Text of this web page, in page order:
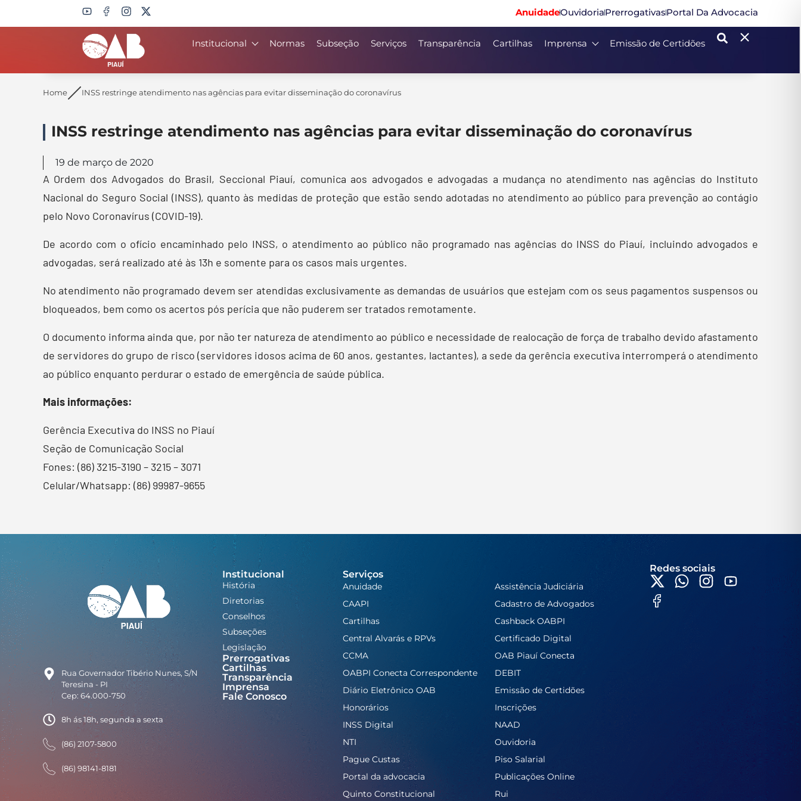
AnuidadeOuvidoriaPrerrogativasPortal Da Advocacia
Institucional Normas Subseção Serviços Transparência Cartilhas Imprensa Emissão de Certidões
Search
Home INSS restringe atendimento nas agências para evitar disseminação do coronavírus
INSS restringe atendimento nas agências para evitar disseminação do coronavírus
19 de março de 2020
A Ordem dos Advogados do Brasil, Seccional Piauí, comunica aos advogados e advogadas a mudança no atendimento nas agências do Instituto
Nacional do Seguro Social (INSS), quanto às medidas de proteção que estão sendo adotadas no atendimento ao público para prevenção ao contágio
pelo Novo Coronavírus (COVID-19).
De acordo com o ofício encaminhado pelo INSS, o atendimento ao público não programado nas agências do INSS do Piauí, incluindo advogados e
advogadas, será realizado até às 13h e somente para os casos mais urgentes.
No atendimento não programado devem ser atendidas exclusivamente as demandas de usuários que estejam com os seus pagamentos suspensos ou
bloqueados, bem como os acertos pós perícia que não puderem ser tratados remotamente.
O documento informa ainda que, por não ter natureza de atendimento ao público e necessidade de realocação de força de trabalho devido afastamento
de servidores do grupo de risco (servidores idosos acima de 60 anos, gestantes, lactantes), a sede da gerência executiva interromperá o atendimento
ao público enquanto perdurar o estado de emergência de saúde pública.
Mais informações:
Gerência Executiva do INSS no Piauí
Seção de Comunicação Social
Fones: (86) 3215-3190 – 3215 – 3071
Celular/Whatsapp: (86) 99987-9655
Rua Governador Tibério Nunes, S/N
Teresina - PI
Cep: 64.000-750
8h ás 18h, segunda a sexta
(86) 2107-5800
(86) 98141-8181
Institucional
História
Diretorias
Conselhos
Subseções
Legislação
Prerrogativas
Cartilhas
Transparência
Imprensa
Fale Conosco
Serviços
Anuidade
Assistência Judiciária
CAAPI
Cadastro de Advogados
Cartilhas
Cashback OABPI
Central Alvarás e RPVs
Certificado Digital
CCMA
OAB Piauí Conecta
OABPI Conecta Correspondente
DEBIT
Diário Eletrônico OAB
Emissão de Certidões
Honorários
Inscrições
INSS Digital
NAAD
NTI
Ouvidoria
Pague Custas
Piso Salarial
Portal da advocacia
Publicações Online
Quinto Constitucional
Rui
Redes sociais